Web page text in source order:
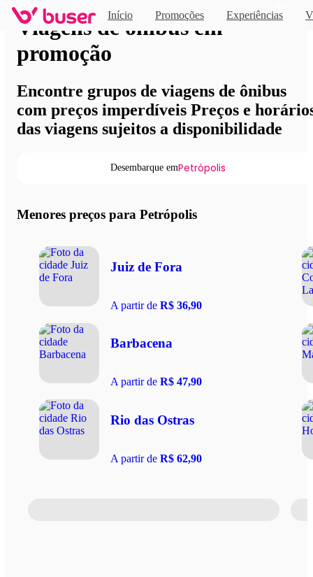
Início Promoções Experiências
Viagens de ônibus em
promoção
Encontre grupos de viagens de ônibus
com preços imperdíveis Preços e
das viagens sujeitos a disponibilidade
Desembarque emPetrópolis
Menores preços para Petrópolis
Juiz de Fora
A partir de R$ 36,90
Barbacena
A partir de R$ 47,90
Rio das Ostras
A partir de R$ 62,90